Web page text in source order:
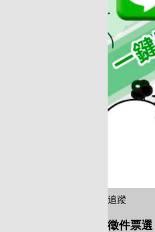
追蹤
徵件票選